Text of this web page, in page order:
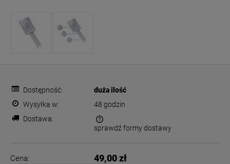
Dostępność:
duża ilość
Wysyłka w:
48 godzin
Dostawa:
Cena nie zawiera ewentualnych kosztów płatności
sprawdź formy dostawy
Cena: 49,00 zł